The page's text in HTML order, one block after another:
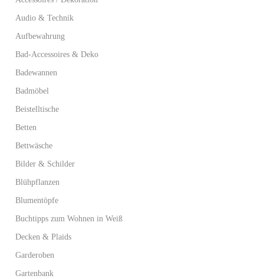
Audio & Technik
Aufbewahrung
Bad-Accessoires & Deko
Badewannen
Badmöbel
Beistelltische
Betten
Bettwäsche
Bilder & Schilder
Blühpflanzen
Blumentöpfe
Buchtipps zum Wohnen in Weiß
Decken & Plaids
Garderoben
Gartenbank